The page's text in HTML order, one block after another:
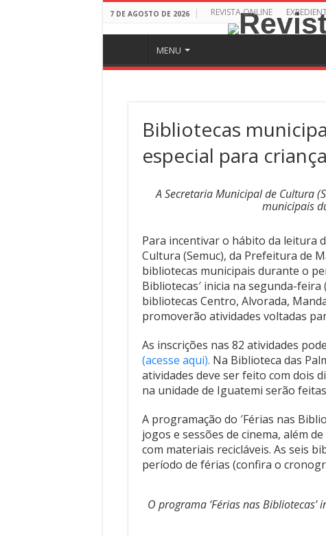
7 DE AGOSTO DE 2026 REVISTA ONLINE
MENU
Bibliotecas
especial para
A Secretaria Municipal de Cultura
municipais
Para incentivar o hábito da leitura
Cultura (Semuc), da Prefeitura de
bibliotecas municipais durante o
Bibliotecas′ inicia na segunda-feira
bibliotecas Centro, Alvorada,
promoverão atividades voltadas
As inscrições nas 82 atividades
(acesse aqui). Na Biblioteca das
atividades deve ser feito com dois
na unidade de Iguatemi serão
A programação do ′Férias nas
jogos e sessões de cinema, além
com materiais recicláveis. As seis
período de férias (confira o
O programa ‘Férias nas